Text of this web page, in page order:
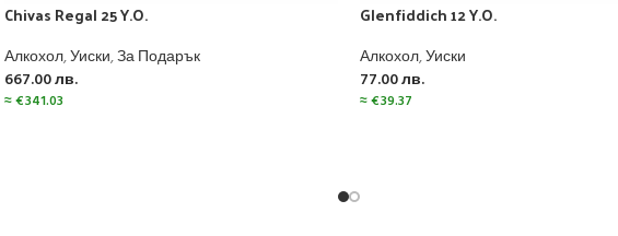
Chivas Regal 25 Y.O.
Алкохол,Уиски,За Подарък
667.00лв.
≈€341.03
Glenfiddich 12 Y.O.
Алкохол,Уиски
77.00лв.
≈€39.37